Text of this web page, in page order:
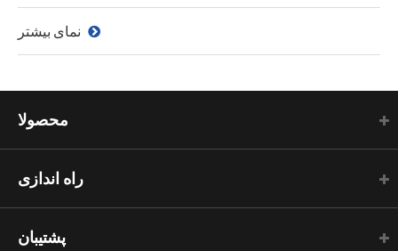
محصولا
راه اندازی
پشتیبان